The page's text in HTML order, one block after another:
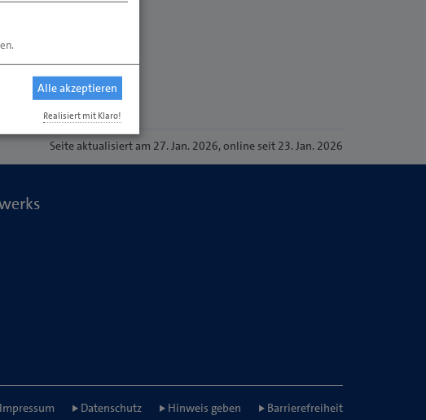
Seiteaktualisiert am 27. Jan. 2026, online seit 23. Jan. 2026
Impressum Datenschutz Hinweis geben Barrierefreiheit
Alle akzeptieren
Realisiert mit Klaro!